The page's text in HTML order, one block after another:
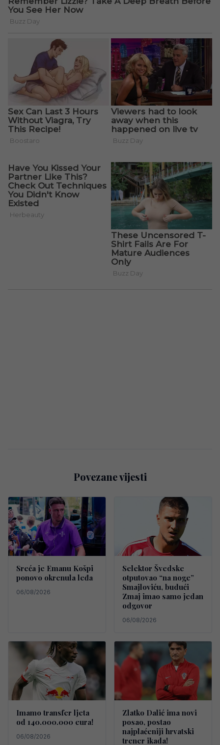
Povezane vijesti
Sreća je Emanu Košpi
ponovo okrenula leđa
06/08/2026
Selektor Švedske
otputovao “na noge”
Smajloviću, budući
Zmaj imao samo jedan
odgovor
06/08/2026
Imamo transfer ljeta
od 140.000.000 eura!
06/08/2026
Zlatko Dalić ima novi
posao, postao
najplaćeniji hrvatski
trener ikada!